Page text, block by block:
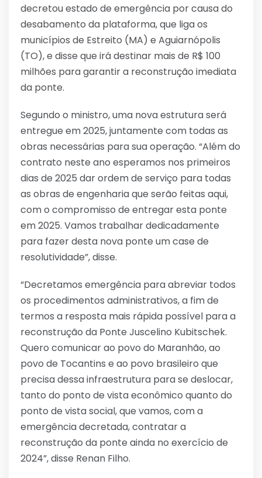
decretou estado de emergência por causa do
desabamento da plataforma, que liga os
municípios de Estreito (MA) e Aguiarnópolis
(TO), e disse que irá destinar mais de R$ 100
milhões para garantir a reconstrução imediata
da ponte.
Segundo o ministro, uma nova estrutura será
entregue em 2025, juntamente com todas as
obras necessárias para sua operação. “Além do
contrato neste ano esperamos nos primeiros
dias de 2025 dar ordem de serviço para todas
as obras de engenharia que serão feitas aqui,
com o compromisso de entregar esta ponte
em 2025. Vamos trabalhar dedicadamente
para fazer desta nova ponte um case de
resolutividade”, disse.
“Decretamos emergência para abreviar todos
os procedimentos administrativos, a fim de
termos a resposta mais rápida possível para a
reconstrução da Ponte Juscelino Kubitschek.
Quero comunicar ao povo do Maranhão, ao
povo de Tocantins e ao povo brasileiro que
precisa dessa infraestrutura para se deslocar,
tanto do ponto de vista econômico quanto do
ponto de vista social, que vamos, com a
emergência decretada, contratar a
reconstrução da ponte ainda no exercício de
2024”, disse Renan Filho.